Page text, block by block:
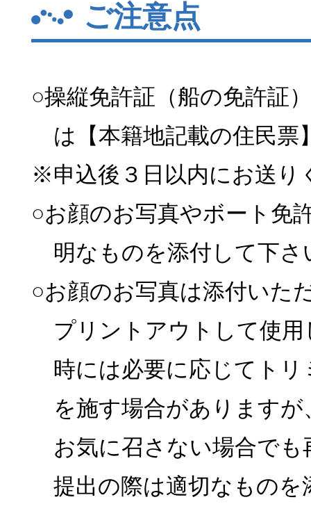
ご注意点
○操縦免許証（船の免許証
は【本籍地記載の住民票
※申込後３日以内にお送り
○お顔のお写真やボート免
明なものを添付して下さ
○お顔のお写真は添付いた
プリントアウトして使用
時には必要に応じてト
を施す場合があります
お気に召さない場合で
提出の際は適切なもの